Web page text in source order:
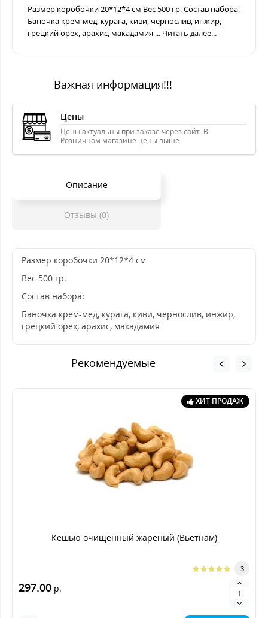
Размер коробочки 20*12*4 см Вес 500 гр. Состав набора:
Баночка крем-мед, курага, киви, чернослив, инжир,
грецкий орех, арахис, макадамия ... Читать далее...
Важная информация!!!
Цены
Цены актуальны при заказе через сайт. В
Розничном магазине цены выше.
Описание
Отзывы (0)
Размер коробочки 20*12*4 см
Вес 500 гр.
Состав набора:
Баночка крем-мед, курага, киви, чернослив, инжир,
грецкий орех, арахис, макадамия
Рекомендуемые
ХИТ ПРОДАЖ
Кешью очищенный жареный (Вьетнам)
3
297.00 р.